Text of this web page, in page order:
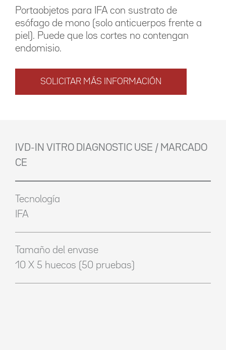
Portaobjetos para IFA con sustrato de
esófago de mono (solo anticuerpos frente a
piel). Puede que los cortes no contengan
endomisio.
SOLICITAR MÁS INFORMACIÓN
IVD-IN VITRO DIAGNOSTIC USE / MARCADO
CE
Tecnología
IFA
Tamaño del envase
10 X 5 huecos (50 pruebas)